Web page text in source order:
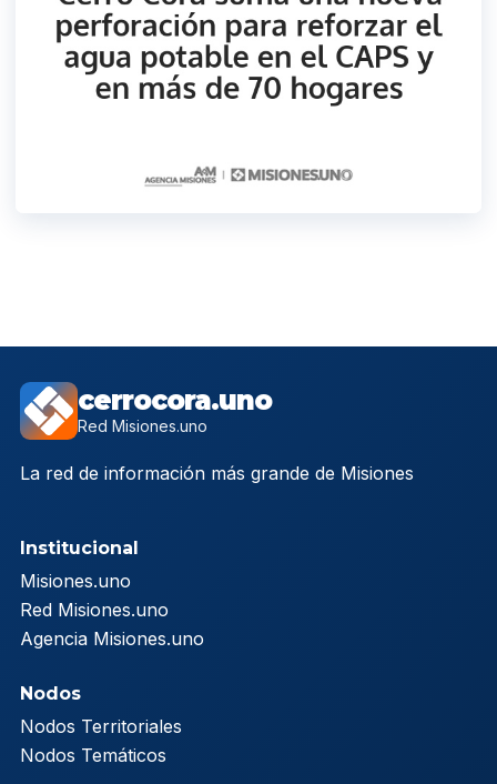
cerrocora.uno
Red Misiones.uno
La red de información más grande de Misiones
Institucional
Misiones.uno
Red Misiones.uno
Agencia Misiones.uno
Nodos
Nodos Territoriales
Nodos Temáticos